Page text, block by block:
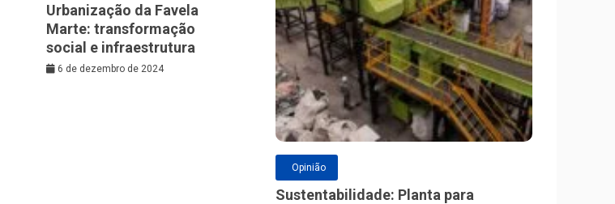
Urbanização da Favela
Marte: transformação
social e infraestrutura
6 de dezembro de 2024
Opinião
Sustentabilidade: Planta para